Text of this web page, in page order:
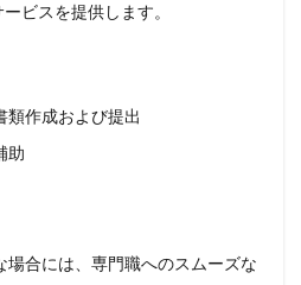
ビスを提供します。
作成および提出
助
合には、専門職へのスムーズな